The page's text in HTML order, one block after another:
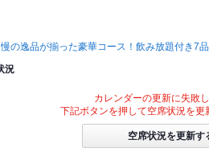
慢の逸品が揃った豪華コース！飲み放題付き7
況
カレンダーの更新に失敗し
下記ボタンを押して空席状況を更
空席状況を更新す